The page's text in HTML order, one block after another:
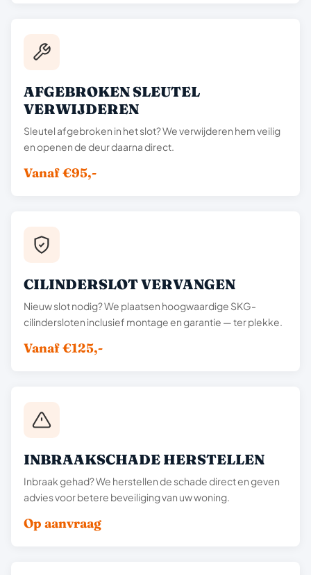
AFGEBROKEN SLEUTEL
VERWIJDEREN
Sleutel afgebroken in het slot? We verwijderen hem veilig
en openen de deur daarna direct.
Vanaf €95,-
CILINDERSLOT VERVANGEN
Nieuw slot nodig? We plaatsen hoogwaardige SKG-
cilindersloten inclusief montage en garantie — ter plekke.
Vanaf €125,-
INBRAAKSCHADE HERSTELLEN
Inbraak gehad? We herstellen de schade direct en geven
advies voor betere beveiliging van uw woning.
Op aanvraag